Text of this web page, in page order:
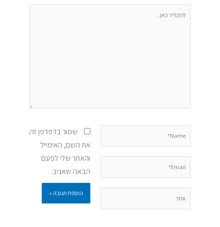
להקליד
שמור בדפדפן זה
את השם, האימייל
והאתר שלי לפעם
הבאה שאגיב.